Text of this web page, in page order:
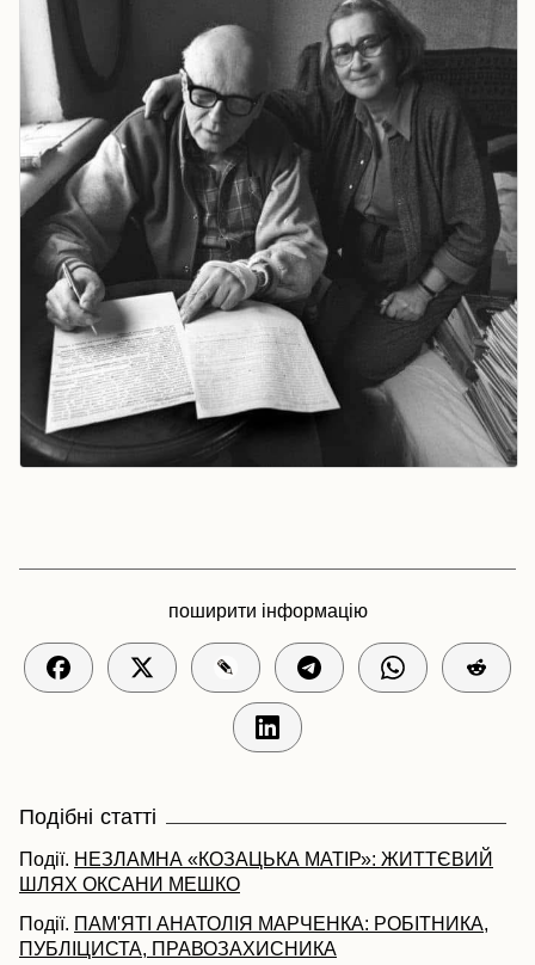
поширити інформацію
Подібні статті
Події. НЕЗЛАМНА «КОЗАЦЬКА МАТІР»: ЖИТТЄВИЙ
ШЛЯХ ОКСАНИ МЕШКО
Події. ПАМ'ЯТІ АНАТОЛІЯ МАРЧЕНКА: РОБІТНИКА,
ПУБЛІЦИСТА, ПРАВОЗАХИСНИКА